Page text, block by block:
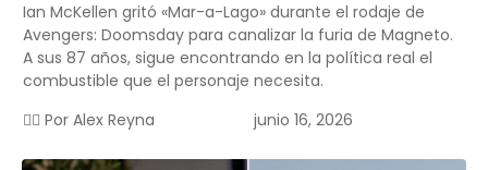
Ian McKellen gritó «Mar-a-Lago» durante el rodaje de
Avengers: Doomsday para canalizar la furia de Magneto.
A sus 87 años, sigue encontrando en la política real el
combustible que el personaje necesita.
✍🏻 Por Alex Reyna junio 16, 2026